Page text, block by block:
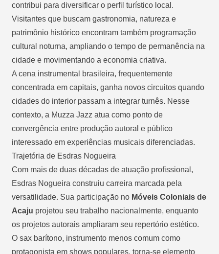
contribui para diversificar o perfil turístico local.
Visitantes que buscam gastronomia, natureza e
patrimônio histórico encontram também programação
cultural noturna, ampliando o tempo de permanência na
cidade e movimentando a economia criativa.
A cena instrumental brasileira, frequentemente
concentrada em capitais, ganha novos circuitos quando
cidades do interior passam a integrar turnês. Nesse
contexto, a Muzza Jazz atua como ponto de
convergência entre produção autoral e público
interessado em experiências musicais diferenciadas.
Trajetória de Esdras Nogueira
Com mais de duas décadas de atuação profissional,
Esdras Nogueira construiu carreira marcada pela
versatilidade. Sua participação no Móveis Coloniais de
Acaju projetou seu trabalho nacionalmente, enquanto
os projetos autorais ampliaram seu repertório estético.
O sax barítono, instrumento menos comum como
protagonista em shows populares, torna-se elemento